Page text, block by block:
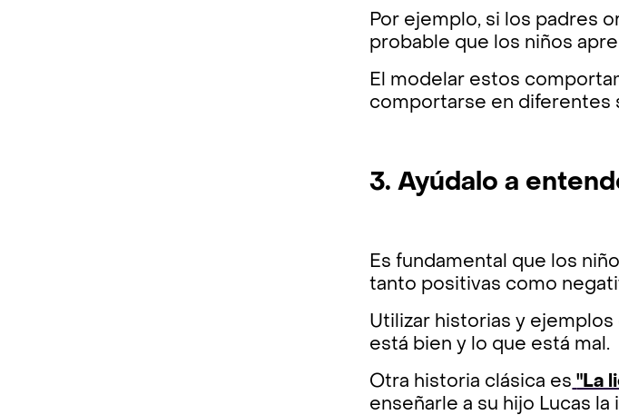
Por ejemplo, si los padres
probable que los niños
El modelar estos
comportarse en diferentes
3. Ayúdalo a
Es fundamental que los
tanto positivas como
Utilizar historias y
está bien y lo que está mal.
Otra historia clásica es "La
enseñarle a su hijo Lucas